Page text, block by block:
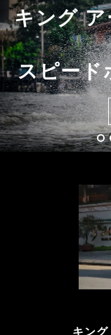
珈琲を
「男
キング
スピード
キング
キング
俺がい
キング
駅
キング
大
キング
早く着
キング
まった
キング
どこ
キング
天気
キン